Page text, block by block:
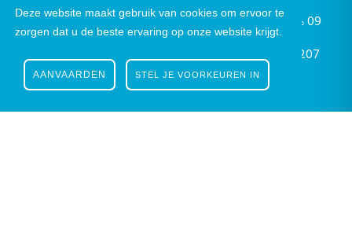
Deze website maakt gebruik van cookies om ervoor te
zorgen dat u de beste ervaring op onze website krijgt.
STEL JE VOORKEUREN IN
AANVAARDEN
Gustaaf Schockaertstraat 7, 9620 Zottegem |
09
364 65 00| info@zottegem.be| Btw BE 0207
444 990